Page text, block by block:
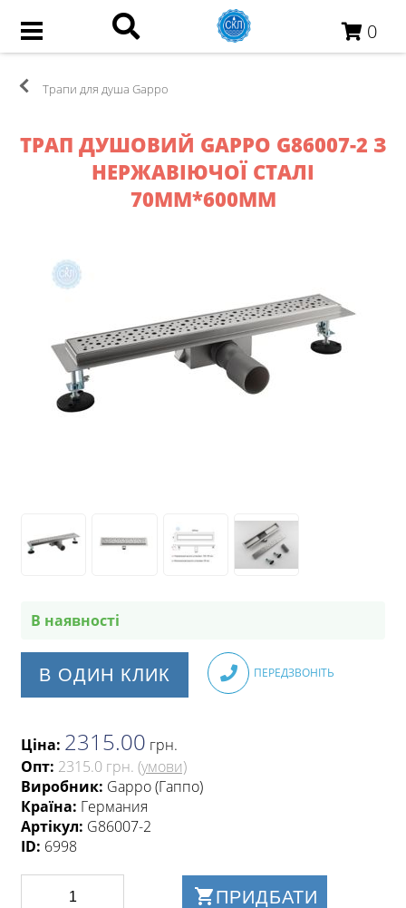
0
Трапи для душа Gappo
ТРАП ДУШОВИЙ GAPPO G86007-2 З
НЕРЖАВІЮЧОЇ СТАЛІ
70ММ*600ММ
В наявності
В ОДИН КЛИК ПЕРЕДЗВОНІТЬ
Ціна: 2315.00 грн.
Опт: 2315.0 грн. (умови)
Виробник: Gappo (Гаппо)
Країна: Германия
Артікул: G86007-2
ID: 6998
ПРИДБАТИ